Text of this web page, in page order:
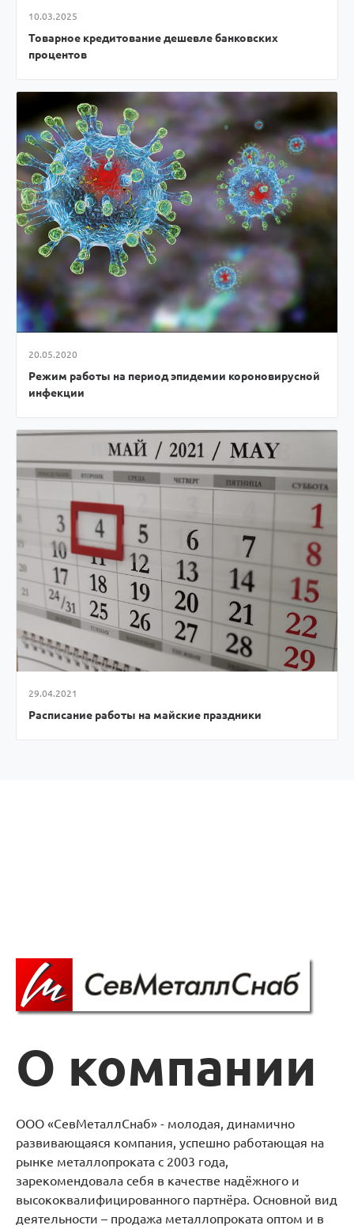
10.03.2025
Товарное кредитование дешевле банковских
процентов
20.05.2020
Режим работы на период эпидемии короновирусной
инфекции
29.04.2021
Расписание работы на майские праздники
О компании
ООО «СевМеталлСнаб» - молодая, динамично
развивающаяся компания, успешно работающая на
рынке металлопроката с 2003 года,
зарекомендовала себя в качестве надёжного и
высококвалифицированного партнёра. Основной вид
деятельности – продажа металлопроката оптом и в